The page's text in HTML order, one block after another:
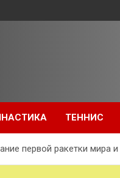
ТЕННИС
первой ракетки мира